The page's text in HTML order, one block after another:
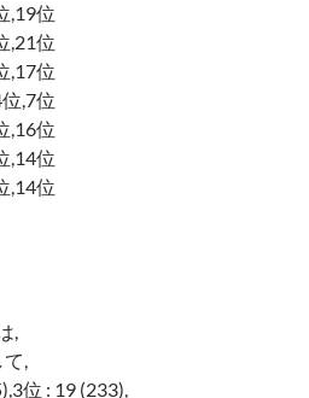
,19位
,21位
,17位
,7位
,16位
,14位
,14位
,
,
位 : 19 (233),